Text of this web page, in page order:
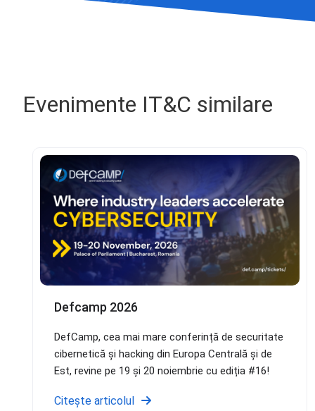
Evenimente IT&C similare
Defcamp 2026
DefCamp, cea mai mare conferință de securitate
cibernetică și hacking din Europa Centrală și de
Est, revine pe 19 și 20 noiembrie cu ediția #16!
Citește articolul